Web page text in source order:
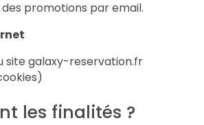
promotions par email.
site galaxy-reservation.fr
les finalités ?